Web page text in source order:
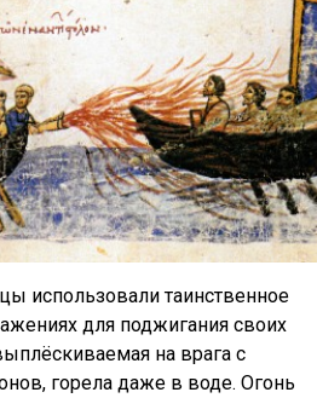
использовали таинственное
для поджигания своих
на врага с
горела даже в воде. Огонь